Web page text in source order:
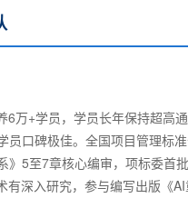
何做的？
6万+学员，学员长年保持超高
员口碑极佳。全国项目管理标
》5至7章核心编审，项标委首
有深入研究，参与编写出版《